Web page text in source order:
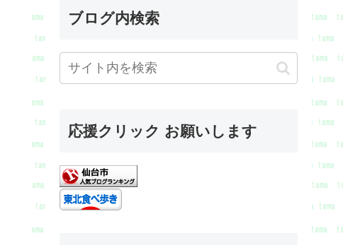
ブログ内検索
応援クリック お願いします